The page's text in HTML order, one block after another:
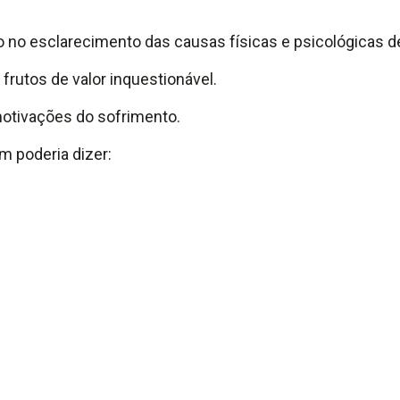
esclarecimento das causas físicas e psicológicas
de valor inquestionável.
do sofrimento.
poderia dizer: